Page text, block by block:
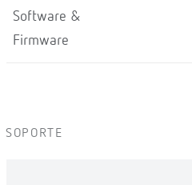
Software &
Firmware
SOPORTE